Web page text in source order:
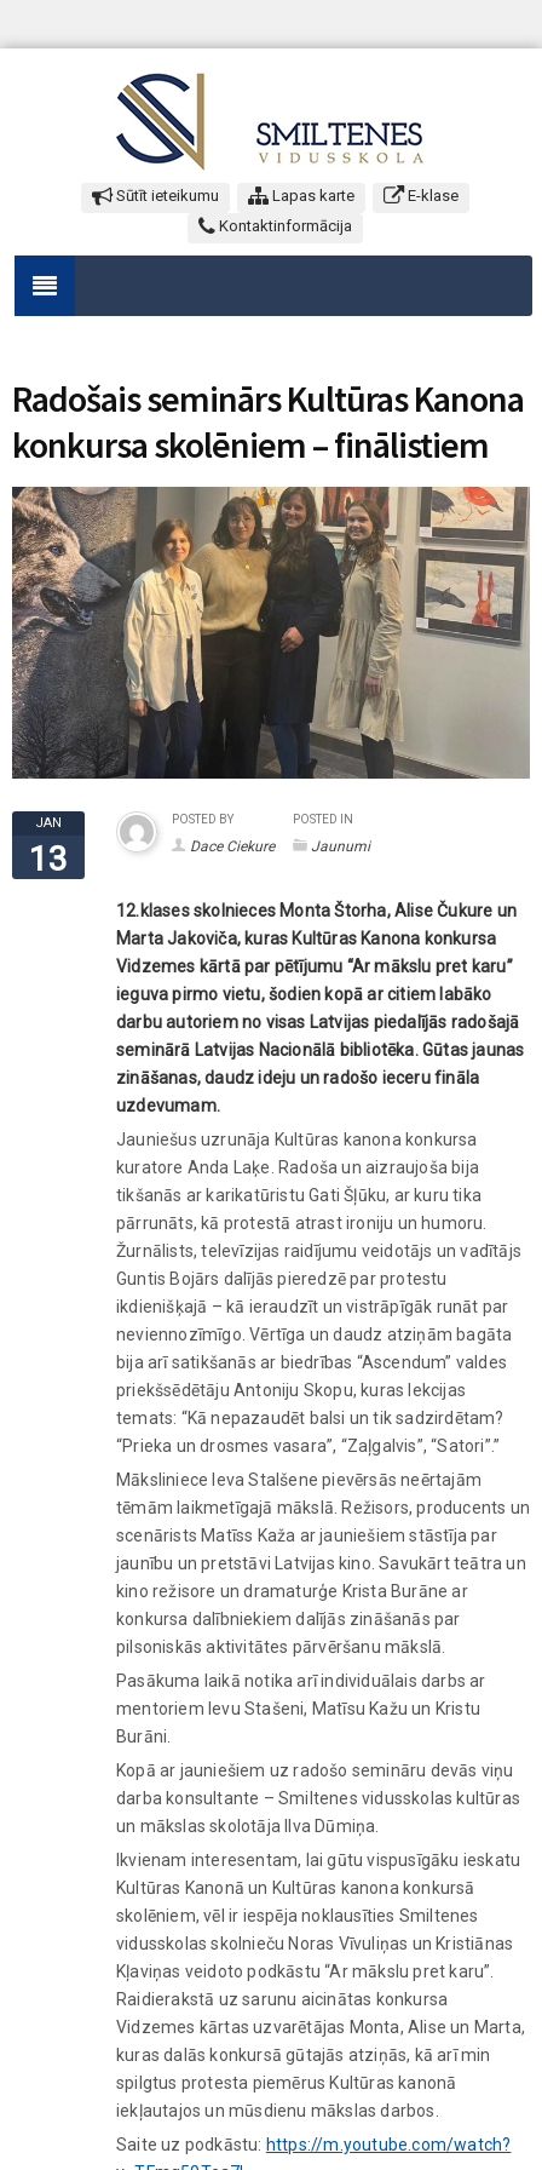
Sūtīt ieteikumu Lapas karte
E-klase
Kontaktinformācija
Radošais seminārs Kultūras Kanona
konkursa skolēniem – finālistiem
JAN
13
POSTED BY
Dace Ciekure
POSTED IN
Jaunumi
12.klases skolnieces Monta Štorha, Alise Čukure un
Marta Jakoviča, kuras Kultūras Kanona konkursa
Vidzemes kārtā par pētījumu “Ar mākslu pret karu”
ieguva pirmo vietu, šodien kopā ar citiem labāko
darbu autoriem no visas Latvijas piedalījās radošajā
seminārā Latvijas Nacionālā bibliotēka. Gūtas jaunas
zināšanas, daudz ideju un radošo ieceru fināla
uzdevumam.
Jauniešus uzrunāja Kultūras kanona konkursa
kuratore Anda Laķe. Radoša un aizraujoša bija
tikšanās ar karikatūristu Gati Šļūku, ar kuru tika
pārrunāts, kā protestā atrast ironiju un humoru.
Žurnālists, televīzijas raidījumu veidotājs un vadītājs
Guntis Bojārs dalījās pieredzē par protestu
ikdienišķajā – kā ieraudzīt un vistrāpīgāk runāt par
neviennozīmīgo. Vērtīga un daudz atziņām bagāta
bija arī satikšanās ar biedrības “Ascendum” valdes
priekšsēdētāju Antoniju Skopu, kuras lekcijas
temats: “Kā nepazaudēt balsi un tik sadzirdētam?
“Prieka un drosmes vasara”, “Zaļgalvis”, “Satori”.”
Māksliniece Ieva Stalšene pievērsās neērtajām
tēmām laikmetīgajā mākslā. Režisors, producents un
scenārists Matīss Kaža ar jauniešiem stāstīja par
jaunību un pretstāvi Latvijas kino. Savukārt teātra un
kino režisore un dramaturģe Krista Burāne ar
konkursa dalībniekiem dalījās zināšanās par
pilsoniskās aktivitātes pārvēršanu mākslā.
Pasākuma laikā notika arī individuālais darbs ar
mentoriem Ievu Stašeni, Matīsu Kažu un Kristu
Burāni.
Kopā ar jauniešiem uz radošo semināru devās viņu
darba konsultante – Smiltenes vidusskolas kultūras
un mākslas skolotāja Ilva Dūmiņa.
Ikvienam interesentam, lai gūtu vispusīgāku ieskatu
Kultūras Kanonā un Kultūras kanona konkursā
skolēniem, vēl ir iespēja noklausīties Smiltenes
vidusskolas skolnieču Noras Vīvuliņas un Kristiānas
Kļaviņas veidoto podkāstu “Ar mākslu pret karu”.
Raidierakstā uz sarunu aicinātas konkursa
Vidzemes kārtas uzvarētājas Monta, Alise un Marta,
kuras dalās konkursā gūtajās atziņās, kā arī min
spilgtus protesta piemērus Kultūras kanonā
iekļautajos un mūsdienu mākslas darbos.
Saite uz podkāstu: https://m.youtube.com/watch?